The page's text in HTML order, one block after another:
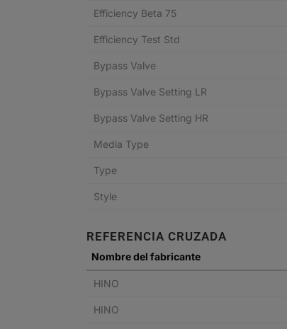
Efficiency Beta 75
Efficiency Test Std
Bypass Valve
Bypass Valve Setting LR
Bypass Valve Setting HR
Media Type
Type
Style
REFERENCIA CRUZADA
Nombre del fabricante
HINO
HINO